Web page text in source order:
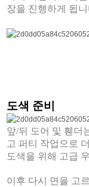
장을 진행하게 됩니
도색 준비
앞/뒤 도어 및 휀더
고 퍼티 작업으로
도색을 위해 고급
이후 다시 면을 고